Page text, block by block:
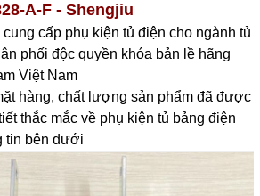
A-F - Shengjiu
cấp phụ kiện tủ điện cho ngành tủ
phối độc quyền khóa bản lề hãng
Việt Nam
hàng, chất lượng sản phẩm đã được
thắc mắc về phụ kiện tủ bảng điện
tin bên dưới